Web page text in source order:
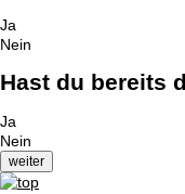
Ja
Nein
Hast du bereits
Ja
Nein